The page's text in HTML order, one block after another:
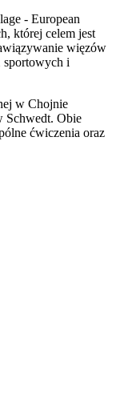
- European
której celem jest
więzów
sportowych i
w Chojnie
Schwedt. Obie
ćwiczenia oraz